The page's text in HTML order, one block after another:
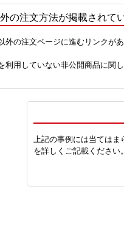
の注文方法が掲載されて
外の注文ページに進むリンクが
用していない非公開商品に関し
上記の事例には当てはま
を詳しくご記載ください。